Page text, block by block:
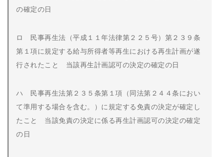
の確定の日
ロ 民事再生法（平成１１年法律第２２５号）第２３９条
第１項に規定する給与所得者等再生における再生計画が遂
行されたこと 当該再生計画認可の決定の確定の日
ハ 民事再生法第２３５条第１項（同法第２４４条におい
て準用する場合を含む。）に規定する免責の決定が確定し
たこと 当該免責の決定に係る再生計画認可の決定の確定
の日